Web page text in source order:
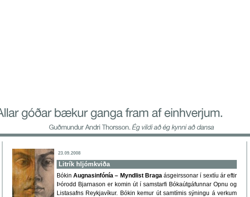
23.09.2008
Litrík hljómkviða
BókinAugnasinfónía – Myndlist Bragaásgeirssonar í sextíu ár eftir
Þórodd Bjarnason er komin út í samstarfi Bókaútgáfunnar Opnu og
Listasafns Reykjavíkur. Bókin kemur út samtímis sýningu á verkum